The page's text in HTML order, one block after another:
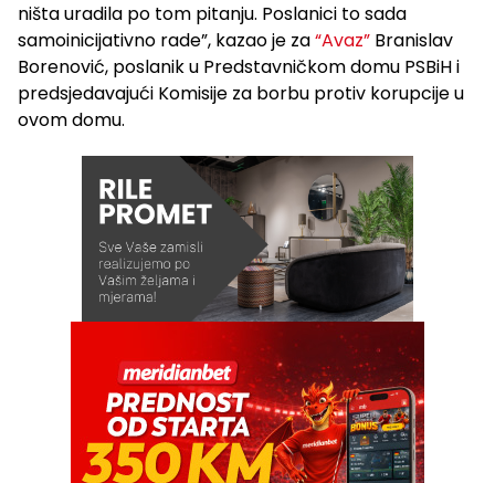
ništa uradila po tom pitanju. Poslanici to sada
samoinicijativno rade”, kazao je za“Avaz” Branislav
Borenović, poslanik u Predstavničkom domu PSBiH i
predsjedavajući Komisije za borbu protiv korupcije u
ovom domu.